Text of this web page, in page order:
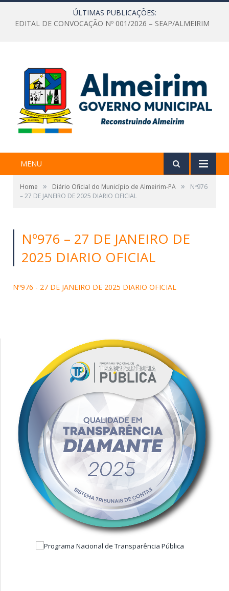
ÚLTIMAS PUBLICAÇÕES:
EDITAL DE CONVOCAÇÃO Nº 001/2026 – SEAP/ALMEIRIM
MENU
Home » Diário Oficial do Município de Almeirim-PA »
Nº976
– 27 DE JANEIRO DE 2025 DIARIO OFICIAL
Nº976 – 27 DE JANEIRO DE
2025 DIARIO OFICIAL
Nº976 - 27 DE JANEIRO DE 2025 DIARIO OFICIAL